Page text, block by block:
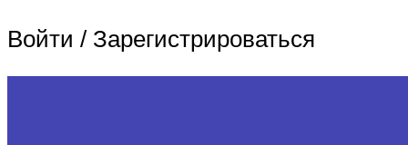
Войти / Зарегистрироваться